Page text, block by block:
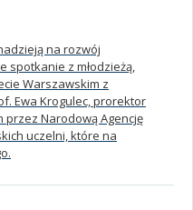
na rozwój
spotkanie z młodzieżą,
Warszawskim z
Ewa Krogulec, prorektor
przez Narodową Agencję
uczelni, które na